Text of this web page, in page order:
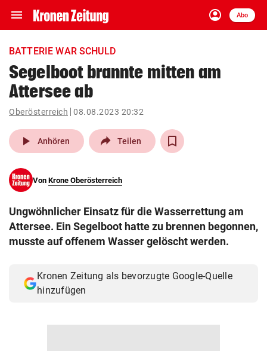
menu Navigation
ein-/ausklappen
account_circle
Anmelden
Abo
close Schließen
account_circle Anmelden
pin_drop
Wien arrow_right
search
eingeben
© Krone Multimedia GmbH & Co KG 2026
Muthgasse 2, 1190 Wien
BATTERIE WAR SCHULD
Segelboot brannte mitten am
Attersee ab
Oberösterreich 08.08.2023 20:32
play_arrow Anhören Teilen
Von Krone Oberösterreich
Ungwöhnlicher Einsatz für die Wasserrettung am
Attersee. Ein Segelboot hatte zu brennen begonnen,
musste auf offenem Wasser gelöscht werden.
Kronen Zeitung als bevorzugte Google-Quelle
hinzufügen